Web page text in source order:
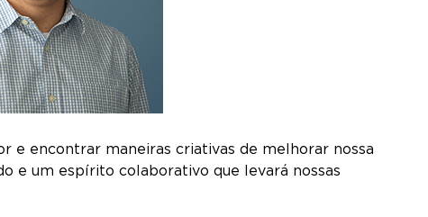
e encontrar maneiras criativas de melhorar nossa
e um espírito colaborativo que levará nossas